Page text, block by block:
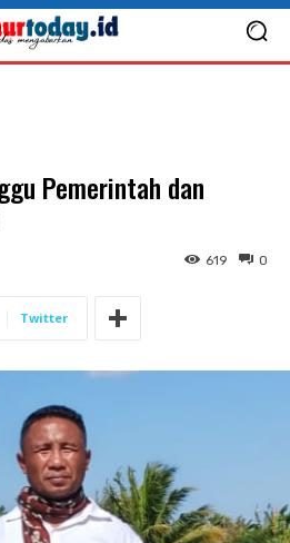
Pemerintah dan
0
619
Twitter